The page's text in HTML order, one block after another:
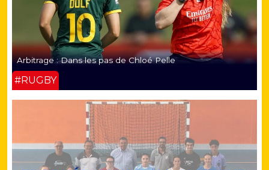
Arbitrage : Dans les pas de Chloé Pelle
#RUGBY